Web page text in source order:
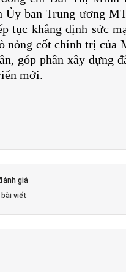
Ủy ban Trung ương
tục khẳng định sức
nòng cốt chính trị của
góp phần xây dựng
mới.
giá
bài viết